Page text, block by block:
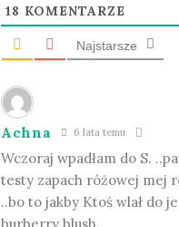
18 KOMENTARZE
Najstarsze
Achna 6 lata temu
Wczoraj wpadłam do S.
testy zapach różowej mej
..bo to jakby Ktoś wlał do
burberry blush.